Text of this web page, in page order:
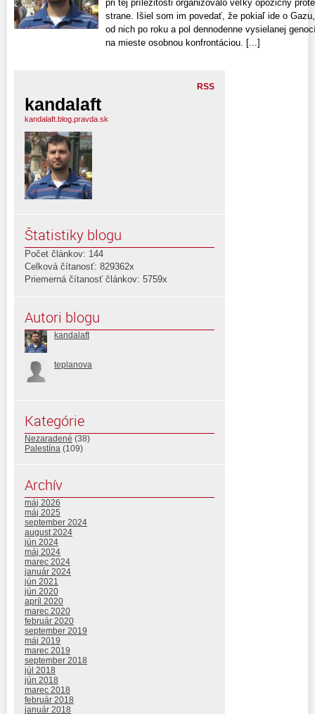
pri tej príležitosti organizovalo veľký opozičný
strane. Išiel som im povedať, že pokiaľ ide o
od nich po roku a pol dennodenne vysielanej
na mieste osobnou konfrontáciou. [...]
RSS
kandalaft
kandalaft.blog.pravda.sk
Štatistiky blogu
Počet článkov: 144
Celková čítanosť: 829362x
Priemerná čítanosť článkov: 5759x
Autori blogu
kandalaft
teplanova
Kategórie
Nezaradené (38)
Palestína (109)
Archív
máj 2026
máj 2025
september 2024
august 2024
jún 2024
máj 2024
marec 2024
január 2024
jún 2021
jún 2020
apríl 2020
marec 2020
február 2020
september 2019
máj 2019
marec 2019
september 2018
júl 2018
jún 2018
marec 2018
február 2018
január 2018